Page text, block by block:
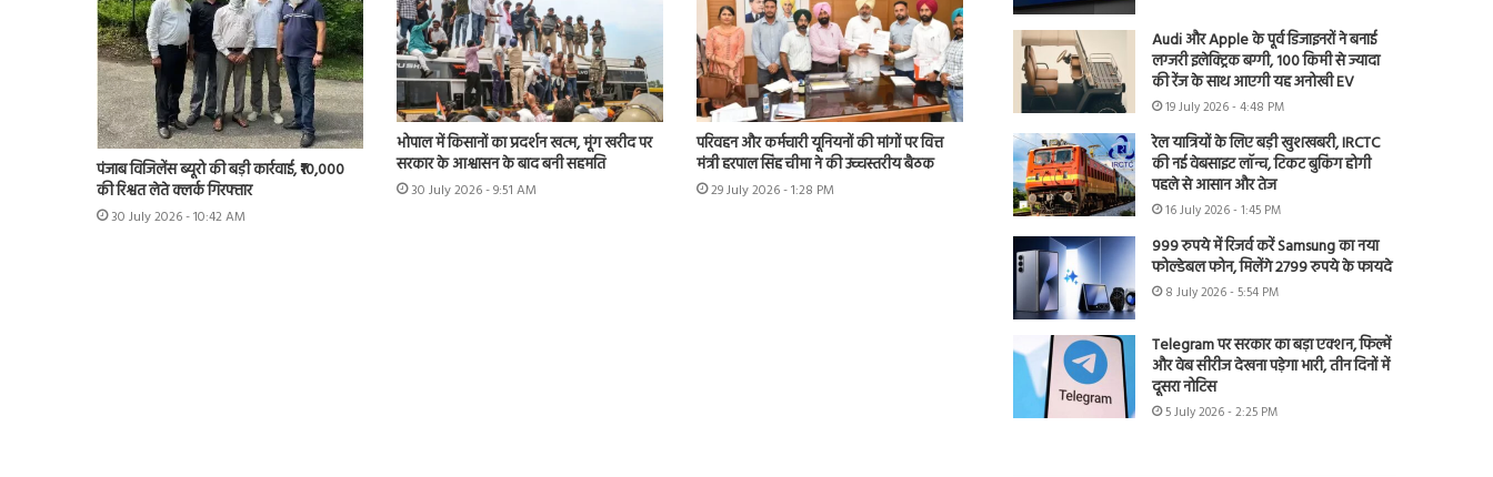
पंजाब विजिलेंस ब्यूरो की बड़ी कार्रवाई, ₹10,000
की रिश्वत लेते क्लर्क गिरफ्तार
30 July 2026 - 10:42 AM
भोपाल में किसानों का प्रदर्शन खत्म, मूंग खरीद पर
सरकार के आश्वासन के बाद बनी सहमति
30 July 2026 - 9:51 AM
परिवहन और कर्मचारी यूनियनों की मांगों पर वित्त
मंत्री हरपाल सिंह चीमा ने की उच्चस्तरीय बैठक
29 July 2026 - 1:28 PM
Audi और Apple के पूर्व डिजाइनरों ने बनाई
लग्जरी इलेक्ट्रिक बग्गी, 100 किमी से ज्यादा
की रेंज के साथ आएगी यह अनोखी EV
19 July 2026 - 4:48 PM
रेल यात्रियों के लिए बड़ी खुशखबरी, IRCTC
की नई वेबसाइट लॉन्च, टिकट बुकिंग होगी
पहले से आसान और तेज
16 July 2026 - 1:45 PM
999 रुपये में रिजर्व करें Samsung का नया
फोल्डेबल फोन, मिलेंगे 2799 रुपये के फायदे
8 July 2026 - 5:54 PM
Telegram पर सरकार का बड़ा एक्शन, फिल्में
और वेब सीरीज देखना पड़ेगा भारी, तीन दिनों में
दूसरा नोटिस
5 July 2026 - 2:25 PM